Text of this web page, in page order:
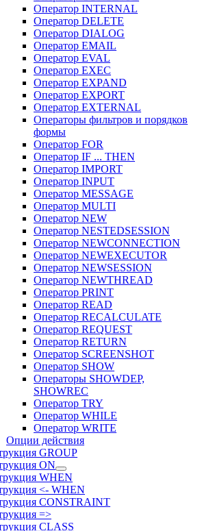
Оператор INTERNAL
Оператор DELETE
Оператор DIALOG
Оператор EMAIL
Оператор EVAL
Оператор EXEC
Оператор EXPAND
Оператор EXPORT
Оператор EXTERNAL
Операторы фильтров и порядков
формы
Оператор FOR
Оператор IF ... THEN
Оператор IMPORT
Оператор INPUT
Оператор MESSAGE
Оператор MULTI
Оператор NEW
Оператор NESTEDSESSION
Оператор NEWCONNECTION
Оператор NEWEXECUTOR
Оператор NEWSESSION
Оператор NEWTHREAD
Оператор PRINT
Оператор READ
Оператор RECALCULATE
Оператор REQUEST
Оператор RETURN
Оператор SCREENSHOT
Оператор SHOW
Операторы SHOWDEP,
SHOWREC
Оператор TRY
Оператор WHILE
Оператор WRITE
Опции действия
GROUP
ON
WHEN
<- WHEN
CONSTRAINT
=>
CLASS